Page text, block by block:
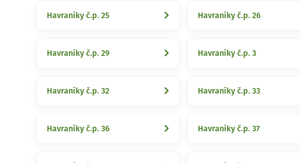
Havraníky č.p. 25 Havraníky č.p. 26
Havraníky č.p. 29 Havraníky č.p. 3
Havraníky č.p. 32 Havraníky č.p. 33
Havraníky č.p. 36 Havraníky č.p. 37